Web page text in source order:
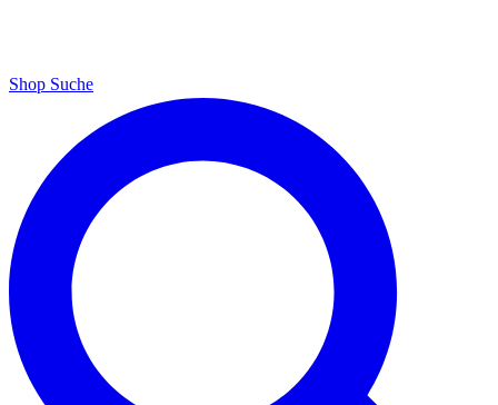
Shop Suche